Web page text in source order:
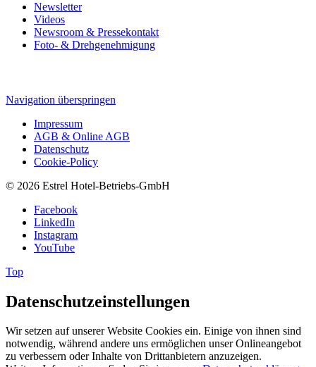
Newsletter
Videos
Newsroom & Pressekontakt
Foto- & Drehgenehmigung
Navigation überspringen
Impressum
AGB & Online AGB
Datenschutz
Cookie-Policy
© 2026 Estrel Hotel-Betriebs-GmbH
Facebook
LinkedIn
Instagram
YouTube
Top
Datenschutzeinstellungen
Wir setzen auf unserer Website Cookies ein. Einige von ihnen sind
notwendig, während andere uns ermöglichen unser Onlineangebot
zu verbessern oder Inhalte von Drittanbietern anzuzeigen.